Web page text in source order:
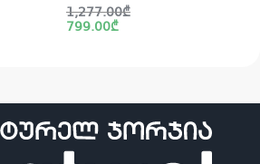
1,277.00₾
Original
price
was:
799.00₾
Current
price
is: